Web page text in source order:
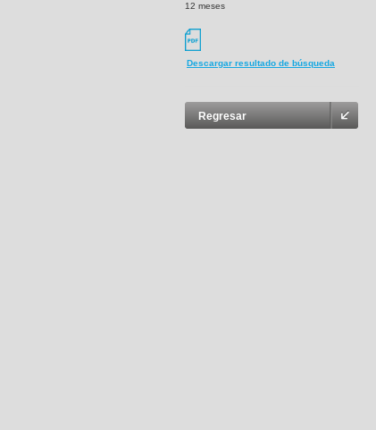
12 meses
Descargar resultado de búsqueda
Regresar